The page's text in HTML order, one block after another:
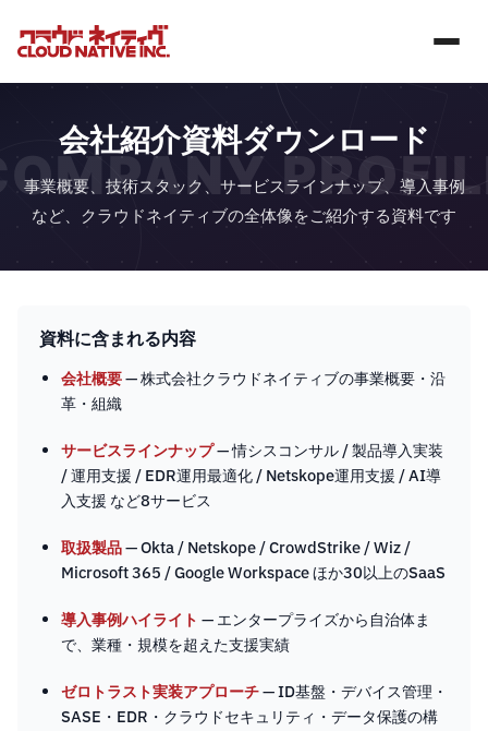
会社紹介資料ダウンロード
事業概要、技術スタック、サービスラインナップ、導入事例
など、クラウドネイティブの全体像をご紹介する資料です
資料に含まれる内容
会社概要— 株式会社クラウドネイティブの事業概要・沿
革・組織
サービスラインナップ— 情シスコンサル / 製品導入実装
/ 運用支援 / EDR運用最適化 / Netskope運用支援 / AI導
入支援 など8サービス
取扱製品— Okta / Netskope / CrowdStrike / Wiz /
Microsoft 365 / Google Workspace ほか30以上のSaaS
導入事例ハイライト — エンタープライズから自治体ま
で、業種・規模を超えた支援実績
ゼロトラスト実装アプローチ— ID基盤・デバイス管理・
SASE・EDR・クラウドセキュリティ・データ保護の構